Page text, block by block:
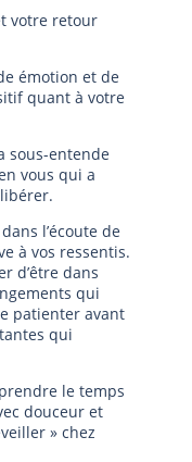
votre retour
émotion et de
quant à votre
sous-entende
vous qui a
l’écoute de
à vos ressentis.
d’être dans
qui
patienter avant
qui
le temps
douceur et
» chez